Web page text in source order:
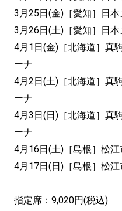
3月25日(金)［愛知］日
3月26日(土)［愛知］日
4月1日(金)［北海道］真
ーナ
4月2日(土)［北海道］真
ーナ
4月3日(日)［北海道］真
ーナ
4月16日(土)［島根］松
4月17日(日)［島根］松
指定席：9,020円(税込)